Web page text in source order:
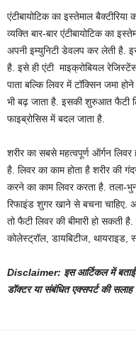
एंटीबायोटिक का इस्तेमाल
व्यक्ति बार-बार एंटीबायोटिक का
अपनी इम्युनिटी डेवलप कर लेती है.
है. इसे ही एंटी माइक्रोबियल
पाता बल्कि लिवर में टॉक्सिन जमा
भी बढ़ जाता है. इसकी शुरुआत फैटी
फाइब्रोसिस में बदल जाता है.
शरीर का सबसे महत्वपूर्ण ऑर्गन
है. लिवर का काम होता है शरीर की
करने का काम लिवर करता है. तला-
रिफाइंड शुगर खाने से बचना
तो फैटी लिवर की बीमारी हो सकती
कोलेस्ट्रॉल, डायबिटीज, थायराइड,
Disclaimer: इस आर्टिकल में
डॉक्टर या संबंधित एक्सपर्ट की